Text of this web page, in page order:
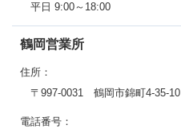
平日 9:00～18:00
鶴岡営業所
住所：
〒997-0031 鶴岡市錦町4-35-10
電話番号：